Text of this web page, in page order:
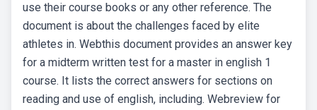
use their course books or any other reference. The
document is about the challenges faced by elite
athletes in. Webthis document provides an answer key
for a midterm written test for a master in english 1
course. It lists the correct answers for sections on
reading and use of english, including. Webreview for